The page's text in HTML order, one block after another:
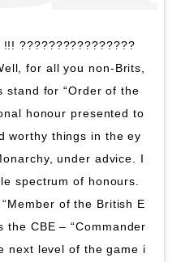
????????????????
for all you non-Brits,
stand for “Order of the
honour presented to
worthy things in the ey
under advice. I
spectrum of honours.
of the British E
the CBE – “Commander
next level of the game i